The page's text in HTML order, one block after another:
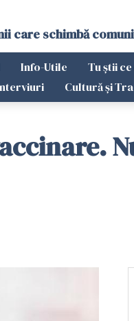
care schimbă
Info-Utile Tu știi
Cultură și